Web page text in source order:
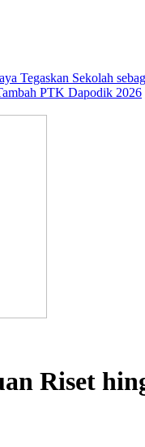
Tegaskan Sekolah
PTK Dapodik 2026
Riset